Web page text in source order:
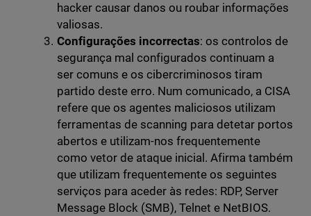
hacker causar danos ou roubar informações
valiosas.
Configurações incorrectas: os controlos de
segurança mal configurados continuam a
ser comuns e os cibercriminosos tiram
partido deste erro. Num comunicado, a CISA
refere que os agentes maliciosos utilizam
ferramentas de scanning para detetar portos
abertos e utilizam-nos frequentemente
como vetor de ataque inicial. Afirma também
que utilizam frequentemente os seguintes
serviços para aceder às redes: RDP, Server
Message Block (SMB), Telnet e NetBIOS.